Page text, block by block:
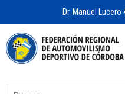
Dr. Manuel
Search